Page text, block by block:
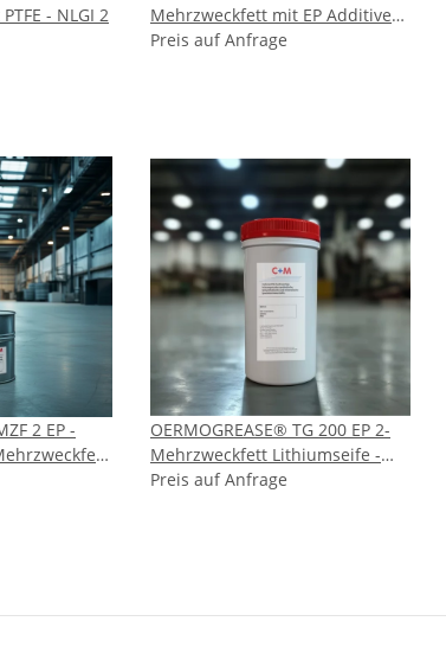
- NLGI 2
Mehrzweckfett mit EP Additiven
- NLGI 3
Preis auf Anfrage
2 EP -
OERMOGREASE® TG 200 EP 2-
Mehrzweckfett Lithiumseife -
NLGI 2
Preis auf Anfrage